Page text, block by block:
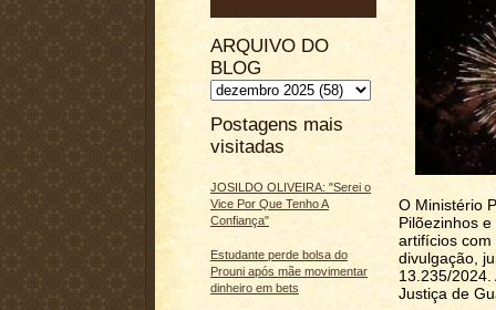
ARQUIVO DO
BLOG
Postagens mais
visitadas
JOSILDO OLIVEIRA: "Serei o
Vice Por Que Tenho A
Confiança"
Estudante perde bolsa do
Prouni após mãe movimentar
dinheiro em bets
O Ministério
Pilõezinhos
artifícios
divulgação,
13.235/2024.
Justiça de